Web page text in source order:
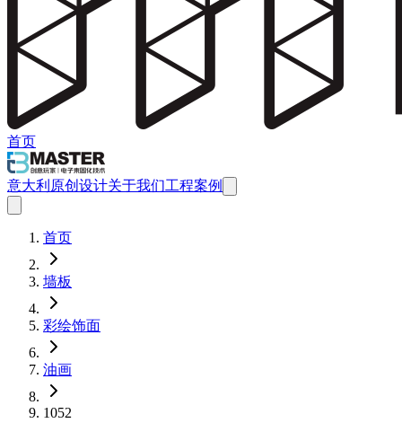
首页
意大利原创设计关于我们工程案例
首页
墙板
彩绘饰面
油画
1052